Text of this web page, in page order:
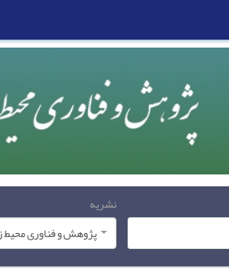
نشریه
پژوهش و فناوری